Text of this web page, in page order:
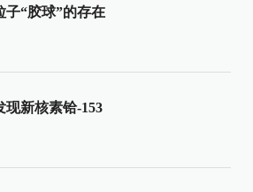
子“胶球”的存在
现新核素铪-153